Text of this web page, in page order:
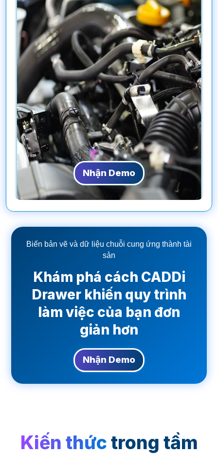
Nhận Demo
Biến bản vẽ và dữ liệu chuỗi cung ứng thành tài
sản
Khám phá cách CADDi
Drawer khiến quy trình
làm việc của bạn đơn
giản hơn
Nhận Demo
Kiến thức trong tầm